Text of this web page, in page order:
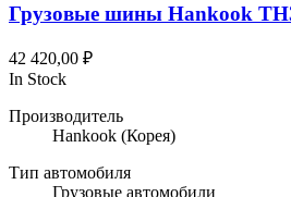
Грузовые шины Hankook
42 420,00 ₽
In Stock
Производитель
Hankook (Корея)
Тип автомобиля
Грузовые автомобили